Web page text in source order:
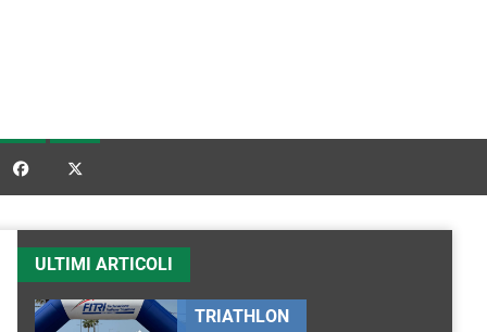
 
ULTIMI ARTICOLI
TRIATHLON